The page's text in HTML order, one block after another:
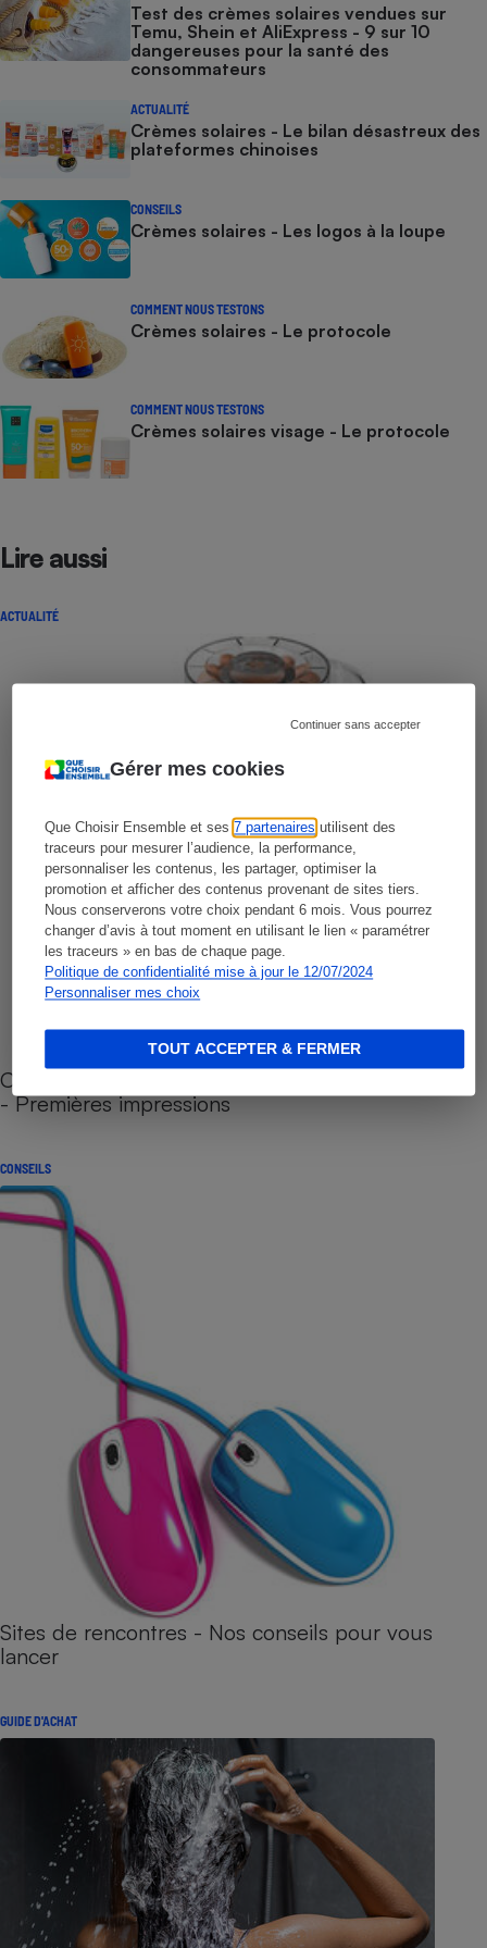
Gérer mes cookies
Que Choisir Ensemble et ses7 partenaires utilisent des
traceurs pour mesurer l’audience, la performance,
personnaliser les contenus, les partager, optimiser la
promotion et afficher des contenus provenant de sites tiers.
Nous conserverons votre choix pendant 6 mois. Vous pourrez
changer d’avis à tout moment en utilisant le lien « paramétrer
les traceurs » en bas de chaque page.
Politique de confidentialité mise à jour le 12/07/2024
Personnaliser mes choix
Continuer sans accepter
TOUT ACCEPTER & FERMER
Test des crèmes solaires vendues sur
Temu, Shein et AliExpress - 9 sur 10
dangereuses pour la santé des
consommateurs
ACTUALITÉ
Crèmes solaires - Le bilan désastreux des
plateformes chinoises
CONSEILS
Crèmes solaires - Les logos à la loupe
COMMENT NOUS TESTONS
Crèmes solaires - Le protocole
COMMENT NOUS TESTONS
Crèmes solaires visage - Le protocole
Lire aussi
ACTUALITÉ
Cafetière à capsules zéro déchet CoffeeB (vidéo)
- Premières impressions
CONSEILS
Sites de rencontres - Nos conseils pour vous
lancer
GUIDE D'ACHAT